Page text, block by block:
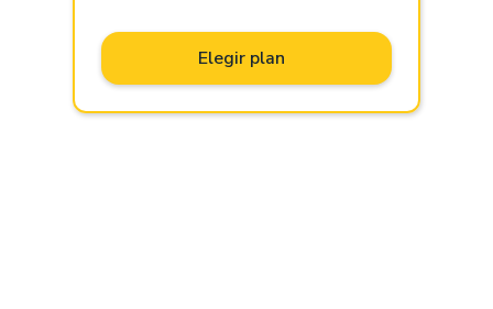
Elegir plan